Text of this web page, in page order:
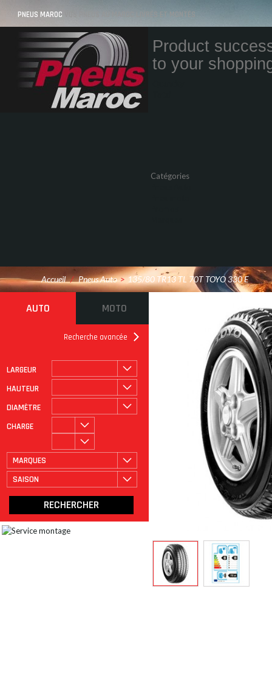
PNEUS MAROC VOS PNEUS AU MAROC LIVRÉS ET MONTÉS
Product
to your
Catégories
Accueil / Pneus Auto > 135/80 TR13 TL 70T TOYO 330 E
AUTO MOTO
Recherche avancée
LARGEUR
HAUTEUR
DIAMÈTRE
CHARGE
MARQUES
SAISON
ROULAGE À PLAT